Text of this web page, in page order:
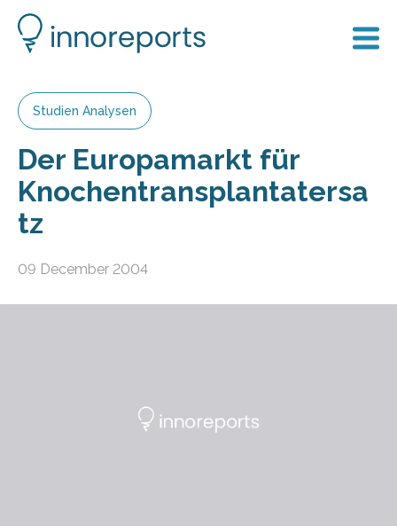
Studien Analysen
Der Europamarkt für
Knochentransplantatersa
tz
09 December 2004